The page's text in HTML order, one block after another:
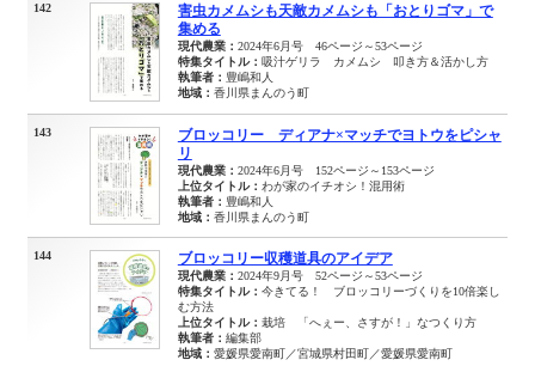
142
害虫カメムシも天敵カメムシも「おとりゴマ」で
集める
現代農業： 2024年6月号 46ページ～53ページ
特集タイトル： 吸汁ゲリラ カメムシ 叩き方＆活かし方
執筆者： 豊嶋和人
地域： 香川県まんのう町
143
ブロッコリー ディアナ×マッチでヨトウをピシャ
リ
現代農業： 2024年6月号 152ページ～153ページ
上位タイトル： わが家のイチオシ！混用術
執筆者： 豊嶋和人
地域： 香川県まんのう町
144 ブロッコリー収穫道具のアイデア
現代農業： 2024年9月号 52ページ～53ページ
特集タイトル： 今きてる！ ブロッコリーづくりを10倍楽し
む方法
上位タイトル： 栽培 「へぇー、さすが！」なつくり方
執筆者： 編集部
地域： 愛媛県愛南町／宮城県村田町／愛媛県愛南町